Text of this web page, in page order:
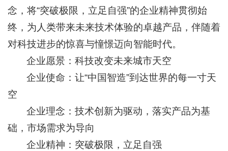
念，将“突破极限，立足自强”的企业精神贯彻始
终，为人类带来未来技术体验的卓越产品，伴随着
对科技进步的惊喜与憧憬迈向智能时代。
企业愿景：科技改变未来城市天空
企业使命：让“中国智造”到达世界的每一寸天
空
企业理念：技术创新为驱动，落实产品为基
础，市场需求为导向
企业精神：突破极限，立足自强